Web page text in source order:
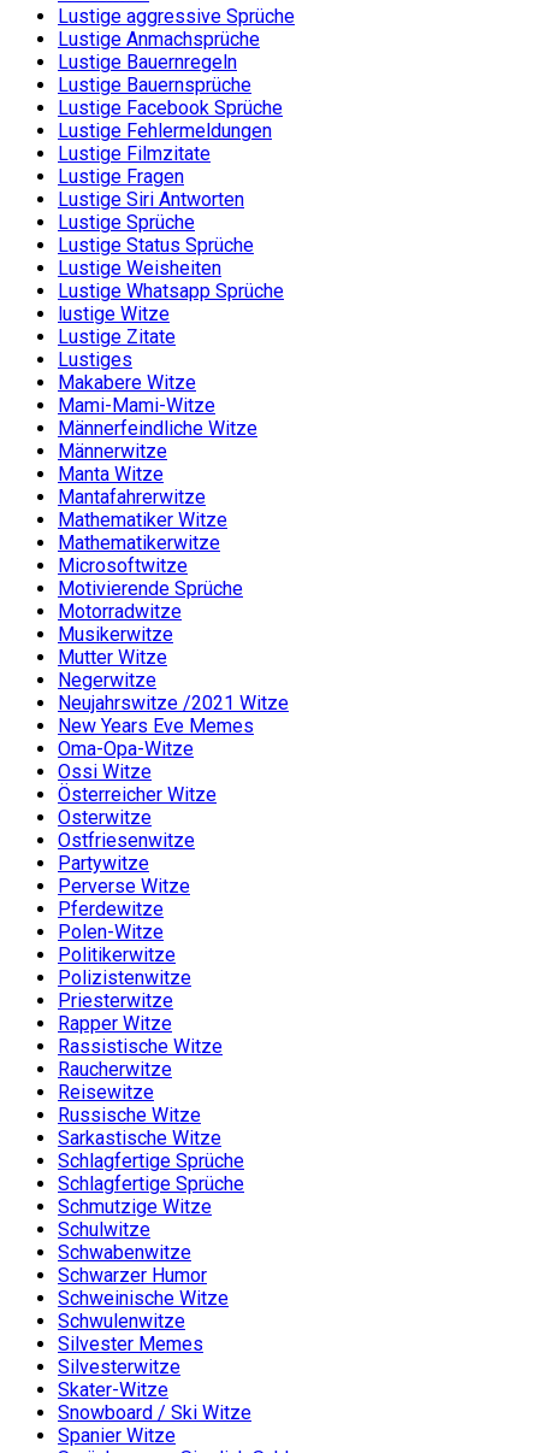
Lustige aggressive Sprüche
Lustige Anmachsprüche
Lustige Bauernregeln
Lustige Bauernsprüche
Lustige Facebook Sprüche
Lustige Fehlermeldungen
Lustige Filmzitate
Lustige Fragen
Lustige Siri Antworten
Lustige Sprüche
Lustige Status Sprüche
Lustige Weisheiten
Lustige Whatsapp Sprüche
lustige Witze
Lustige Zitate
Lustiges
Makabere Witze
Mami-Mami-Witze
Männerfeindliche Witze
Männerwitze
Manta Witze
Mantafahrerwitze
Mathematiker Witze
Mathematikerwitze
Microsoftwitze
Motivierende Sprüche
Motorradwitze
Musikerwitze
Mutter Witze
Negerwitze
Neujahrswitze /2021 Witze
New Years Eve Memes
Oma-Opa-Witze
Ossi Witze
Österreicher Witze
Osterwitze
Ostfriesenwitze
Partywitze
Perverse Witze
Pferdewitze
Polen-Witze
Politikerwitze
Polizistenwitze
Priesterwitze
Rapper Witze
Rassistische Witze
Raucherwitze
Reisewitze
Russische Witze
Sarkastische Witze
Schlagfertige Sprüche
Schlagfertige Sprüche
Schmutzige Witze
Schulwitze
Schwabenwitze
Schwarzer Humor
Schweinische Witze
Schwulenwitze
Silvester Memes
Silvesterwitze
Skater-Witze
Snowboard / Ski Witze
Spanier Witze